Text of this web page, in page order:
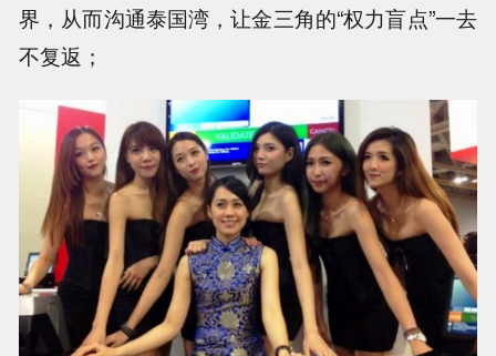
界，从而沟通泰国湾，让金三角的“权力盲点”一去
不复返；